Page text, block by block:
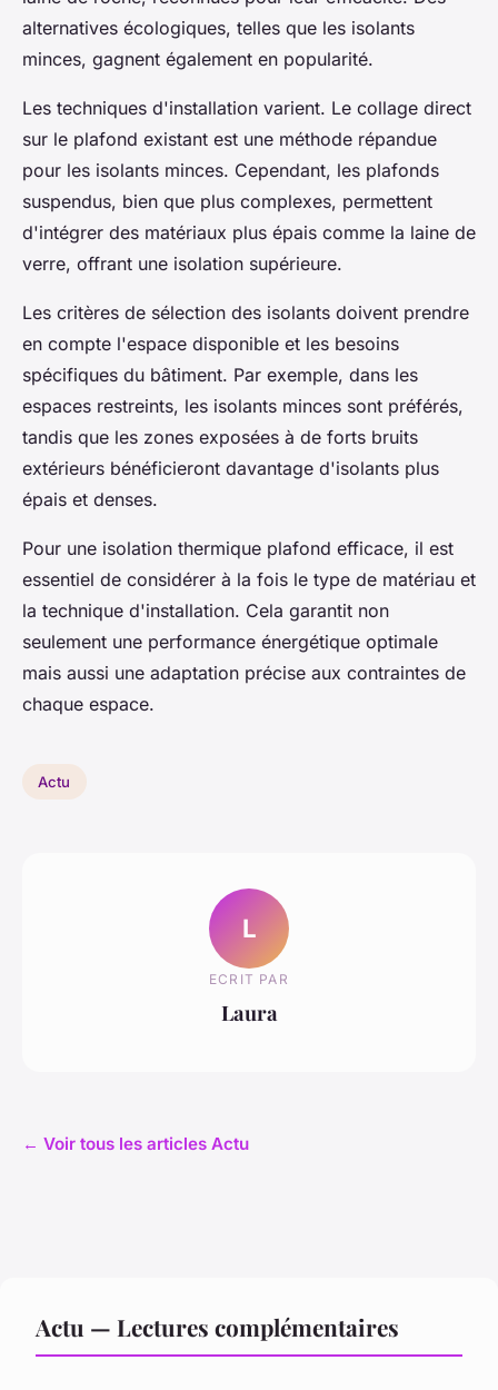
alternatives écologiques, telles que les isolants
minces, gagnent également en popularité.
Les techniques d'installation varient. Le collage direct
sur le plafond existant est une méthode répandue
pour les isolants minces. Cependant, les plafonds
suspendus, bien que plus complexes, permettent
d'intégrer des matériaux plus épais comme la laine de
verre, offrant une isolation supérieure.
Les critères de sélection des isolants doivent prendre
en compte l'espace disponible et les besoins
spécifiques du bâtiment. Par exemple, dans les
espaces restreints, les isolants minces sont préférés,
tandis que les zones exposées à de forts bruits
extérieurs bénéficieront davantage d'isolants plus
épais et denses.
Pour une isolation thermique plafond efficace, il est
essentiel de considérer à la fois le type de matériau et
la technique d'installation. Cela garantit non
seulement une performance énergétique optimale
mais aussi une adaptation précise aux contraintes de
chaque espace.
Actu
L
ECRIT PAR
Laura
← Voir tous les articles Actu
Actu — Lectures complémentaires